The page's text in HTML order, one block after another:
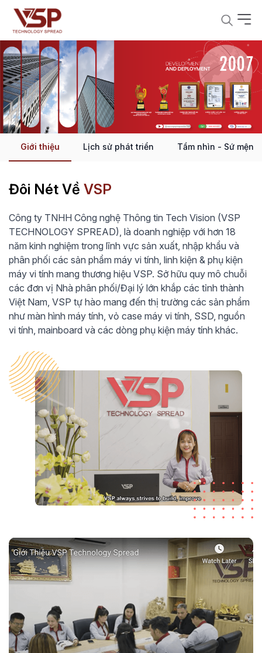
Giới thiệu Lịch sử phát triển Tầm nhìn - Sứ mệnh
Đôi Nét Về VSP
Công ty TNHH Công nghệ Thông tin Tech Vision (VSP
TECHNOLOGY SPREAD), là doanh nghiệp với hơn 18
năm kinh nghiệm trong lĩnh vực sản xuất, nhập khẩu và
phân phối các sản phẩm máy vi tính, linh kiện & phụ kiện
máy vi tính mang thương hiệu VSP. Sở hữu quy mô chuỗi
các đơn vị Nhà phân phối/Đại lý lớn khắp các tỉnh thành
Việt Nam, VSP tự hào mang đến thị trường các sản phẩm
như màn hình máy tính, vỏ case máy vi tính, SSD, nguồn
vi tính, mainboard và các dòng phụ kiện máy tính khác.